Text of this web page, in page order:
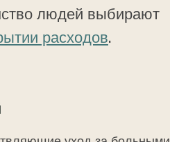
людей выбирают
расходов.